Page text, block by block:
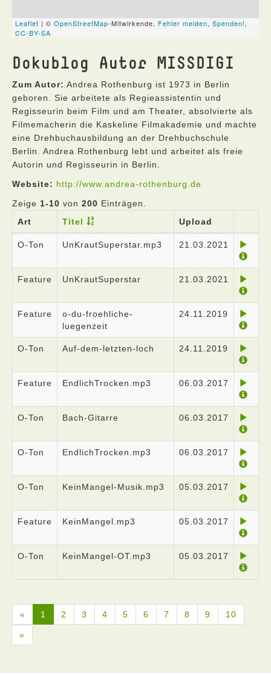
Dokublog Autor MISSDIGI
Zum Autor: Andrea Rothenburg ist 1973 in Berlin
geboren. Sie arbeitete als Regieassistentin und
Regisseurin beim Film und am Theater, absolvierte als
Filmemacherin die Kaskeline Filmakademie und machte
eine Drehbuchausbildung an der Drehbuchschule
Berlin. Andrea Rothenburg lebt und arbeitet als freie
Autorin und Regisseurin in Berlin.
Website: http://www.andrea-rothenburg.de
Zeige 1-10 von 200 Einträgen.
Art
Titel Upload
O-Ton UnKrautSuperstar.mp3 21.03.2021
Feature UnKrautSuperstar 21.03.2021
Feature
o-du-froehliche-
luegenzeit
24.11.2019
O-Ton Auf-dem-letzten-loch 24.11.2019
Feature EndlichTrocken.mp3 06.03.2017
O-Ton Bach-Gitarre 06.03.2017
O-Ton EndlichTrocken.mp3 06.03.2017
O-Ton KeinMangel-Musik.mp3 05.03.2017
Feature KeinMangel.mp3 05.03.2017
O-Ton KeinMangel-OT.mp3 05.03.2017
« 1 2 3 4 5 6 7 8 9 10
»